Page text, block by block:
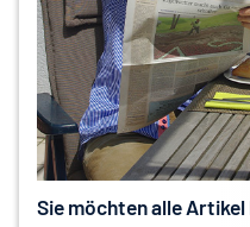
Sie möchten alle Artikel